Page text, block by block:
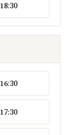
18:30
16:30
17:30